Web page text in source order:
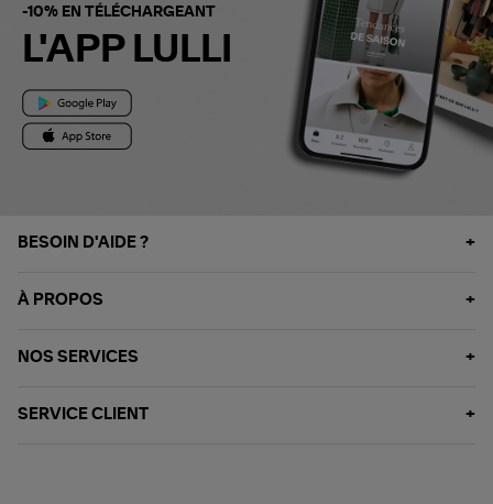
-10% EN TÉLÉCHARGEANT
L'APP LULLI
BESOIN D'AIDE ?
À PROPOS
NOS SERVICES
SERVICE CLIENT